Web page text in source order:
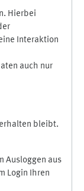
Hierbei
Interaktion
auch nur
bleibt.
Ausloggen aus
Login Ihren